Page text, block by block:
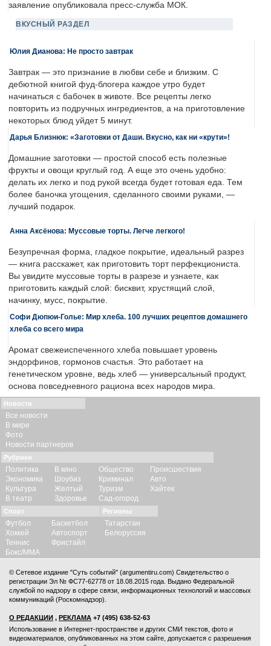
заявление опубликовала пресс-служба МОК.
ВКУСНЫЙ РАЗДЕЛ
Юлия Дианова: Не просто завтрак
Завтрак — это признание в любви себе и близким. С
дебютной книгой фуд-блогера каждое утро будет
начинаться с бабочек в животе. Все рецепты легко
повторить из подручных ингредиентов, а на приготовление
некоторых блюд уйдет 5 минут.
Дарья Близнюк: «Заготовки от Даши. Вкусно, как ни «крути»!
Домашние заготовки — простой способ есть полезные
фрукты и овощи круглый год. А еще это очень удобно:
делать их легко и под рукой всегда будет готовая еда. Тем
более баночка угощения, сделанного своими руками, —
лучший подарок.
Анна Аксёнова: Муссовые торты. Легче легкого!
Безупречная форма, гладкое покрытие, идеальный разрез
— книга расскажет, как приготовить торт перфекциониста.
Вы увидите муссовые торты в разрезе и узнаете, как
приготовить каждый слой: бисквит, хрустящий слой,
начинку, мусс, покрытие.
Софи Дюпюи-Голье: Мир хлеба. 100 лучших рецептов домашнего
хлеба со всего мира
Аромат свежеиспеченного хлеба повышает уровень
эндорфинов, гормонов счастья. Это работает на
генетическом уровне, ведь хлеб — универсальный продукт,
основа повседневного рациона всех народов мира.
Новости
Все новости
В мире
Фото
Новости партнеров
Рубрики
Политика
Экономика
Культура
В театр
В кино
Шоубиз
Желтый
Здоровье
Общество
Криминал
Туризм
Сад-огород
Происшествия
Авто
Хайтек
Спорт
Футбол
Хоккей
Теннис
Бокс/ММА
Баскетбол
Автоспорт
Фристайл
Регионы
Татарстан
Белоруссия
© Сетевое издание "Суть событий" (argumentiru.com) Свидетельство о
регистрации Эл № ФС77-62778 от 18.08.2015 года. Выдано Федеральной
службой по надзору в сфере связи, информационных технологий и массовых
коммуникаций (Роскомнадзор).
О РЕДАКЦИИ , РЕКЛАМА +7 (495) 638-52-63
Использование в Интернет-пространстве и других СМИ текстов, фото и
видеоматериалов, опубликованных на этом сайте, допускается с разрешения